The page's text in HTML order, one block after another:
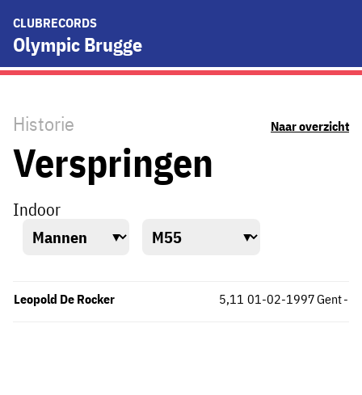
CLUBRECORDS
Olympic Brugge
Historie Naar overzicht
Verspringen
Indoor
Leopold De Rocker Gent
5,11 -
01-02-1997